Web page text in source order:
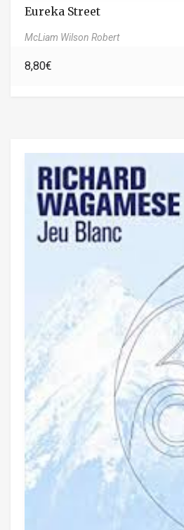
Eureka Street
McLiam Wilson Robert
8,80€